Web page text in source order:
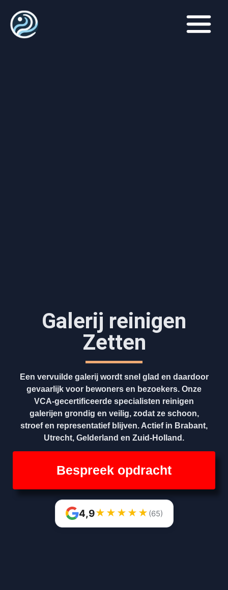
Galerij reinigen
Zetten
Een vervuilde galerij wordt snel glad en daardoor
gevaarlijk voor bewoners en bezoekers. Onze
VCA-gecertificeerde specialisten reinigen
galerijen grondig en veilig, zodat ze schoon,
stroef en representatief blijven. Actief in Brabant,
Utrecht, Gelderland en Zuid-Holland.
Bespreek opdracht
4,9★ ★ ★ ★ ★ (65)